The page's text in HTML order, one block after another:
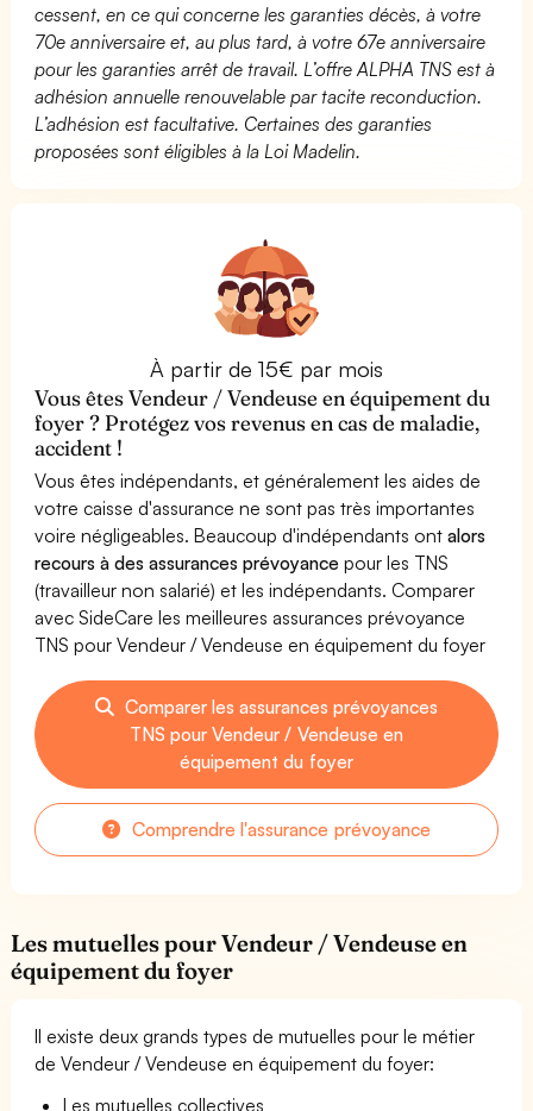
cessent, en ce qui concerne les garanties décès, à votre
70e anniversaire et, au plus tard, à votre 67e anniversaire
pour les garanties arrêt de travail. L’offre ALPHA TNS est à
adhésion annuelle renouvelable par tacite reconduction.
L’adhésion est facultative. Certaines des garanties
proposées sont éligibles à la Loi Madelin.
À partir de 15€ par mois
Vous êtes Vendeur / Vendeuse en équipement du
foyer ? Protégez vos revenus en cas de maladie,
accident !
Vous êtes indépendants, et généralement les aides de
votre caisse d'assurance ne sont pas très importantes
voire négligeables. Beaucoup d'indépendants ontalors
recours à des assurances prévoyance pour les TNS
(travailleur non salarié) et les indépendants. Comparer
avec SideCare les meilleures assurances prévoyance
TNS pour Vendeur / Vendeuse en équipement du foyer
Comparer les assurances prévoyances
TNS pour Vendeur / Vendeuse en
équipement du foyer
Comprendre l'assurance prévoyance
Les mutuelles pour Vendeur / Vendeuse en
équipement du foyer
Il existe deux grands types de mutuelles pour le métier
de Vendeur / Vendeuse en équipement du foyer:
Les mutuelles collectives